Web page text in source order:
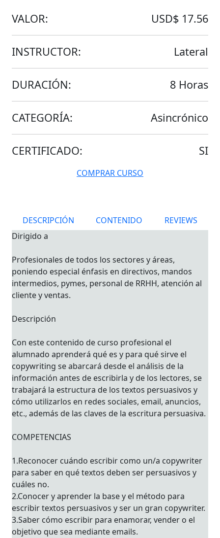
VALOR: USD$ 17.56
INSTRUCTOR: Lateral
DURACIÓN: 8 Horas
CATEGORÍA: Asincrónico
CERTIFICADO: SI
COMPRAR CURSO
DESCRIPCIÓN CONTENIDO
REVIEWS
Dirigido a
Profesionales de todos los sectores y áreas,
poniendo especial énfasis en directivos, mandos
intermedios, pymes, personal de RRHH, atención al
cliente y ventas.
Descripción
Con este contenido de curso profesional el
alumnado aprenderá qué es y para qué sirve el
copywriting se abarcará desde el análisis de la
información antes de escribirla y de los lectores, se
trabajará la estructura de los textos persuasivos y
cómo utilizarlos en redes sociales, email, anuncios,
etc., además de las claves de la escritura persuasiva.
COMPETENCIAS
1.Reconocer cuándo escribir como un/a copywriter
para saber en qué textos deben ser persuasivos y
cuáles no.
2.Conocer y aprender la base y el método para
escribir textos persuasivos y ser un gran copywriter.
3.Saber cómo escribir para enamorar, vender o el
objetivo que sea mediante emails.